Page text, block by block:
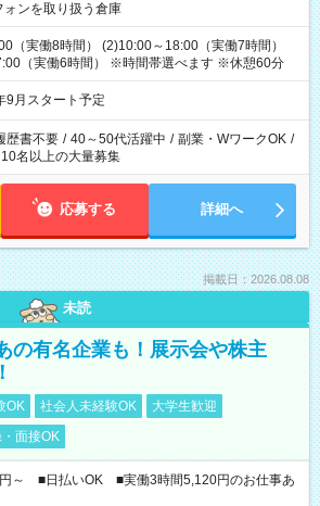
ォンを取り扱う倉庫
（実働8時間） (2)10:00～18:00（実働7時間）
（実働6時間） ※時間帯選べます ※休憩60分
月スタート予定
歴書不要 / 40～50代活躍中 / 副業・WワークOK /
10名以上の大量募集
応募する 詳細へ
掲載日：2026.08.08
未読
の有名企業も！展示会や株主
OK 社会人未経験OK
大学生歓迎
面接OK
～ ■日払いOK ■実働3時間5,120円のお仕事あ